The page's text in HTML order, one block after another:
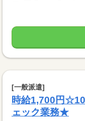
[一般派遣]
時給1,700円
ェック業務★